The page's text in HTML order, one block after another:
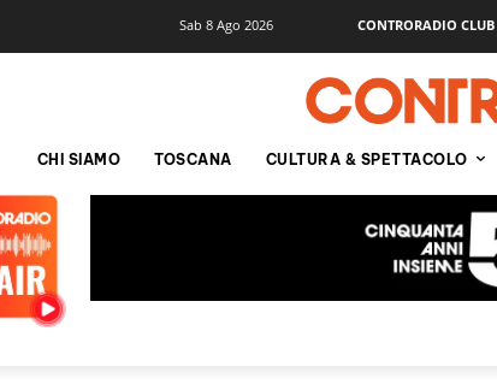
Sab 8 Ago 2026 CONTRORADIO CLUB
CHI SIAMO TOSCANA CULTURA & SPETTACOLO